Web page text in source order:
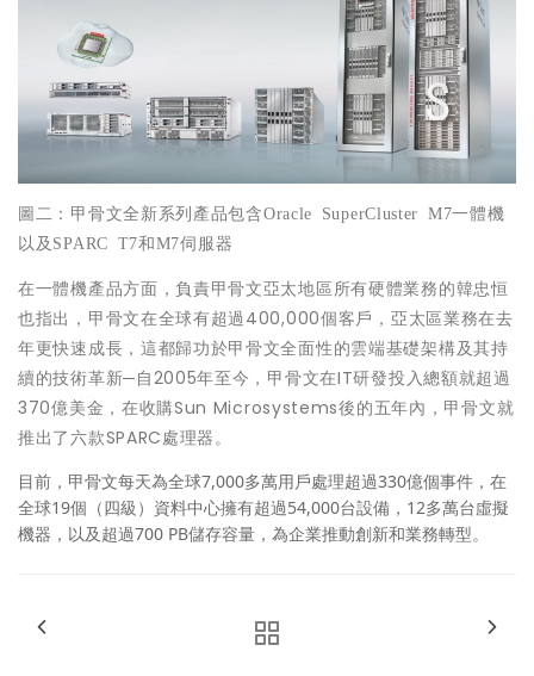
圖二：甲骨文全新系列產品包含Oracle SuperCluster M7一體機
以及 SPARC T7和M7伺服器
在一體機產品方面，負責甲骨文亞太地區所有硬體業務的韓忠恒
也指出，甲骨文在全球有超過400,000個客戶，亞太區業務在去
年更快速成長，這都歸功於甲骨文全面性的雲端基礎架構及其持
續的技術革新─自2005年至今，甲骨文在IT研發投入總額就超過
370億美金，在收購Sun Microsystems後的五年內，甲骨文就
推出了六款SPARC處理器。
目前，甲骨文每天為全球7,000多萬用戶處理超過330億個事件，在
全球19個（四級）資料中心擁有超過54,000台設備，12多萬台虛擬
機器，以及超過700 PB儲存容量，為企業推動創新和業務轉型。